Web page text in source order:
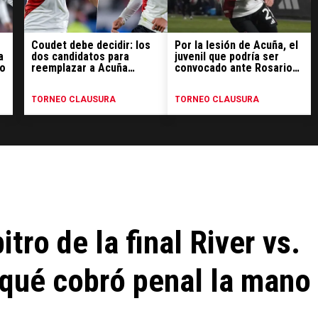
Coudet debe decidir: los
dos candidatos para
reemplazar a Acuña
TORNEO CLAUSURA
Por la lesión de Acuña, el
juvenil que podría ser
convocado ante Rosario
TORNEO CLAUSURA
de la final River vs.
cobró penal la mano